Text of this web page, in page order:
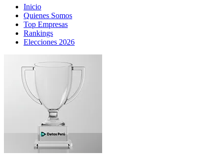
Inicio
Quienes Somos
Top Empresas
Rankings
Elecciones 2026